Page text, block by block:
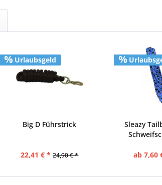
Urlaubsgeld
Big D Führstrick
22,41 € * 24,90 € *
Sleazy
ab 7,60